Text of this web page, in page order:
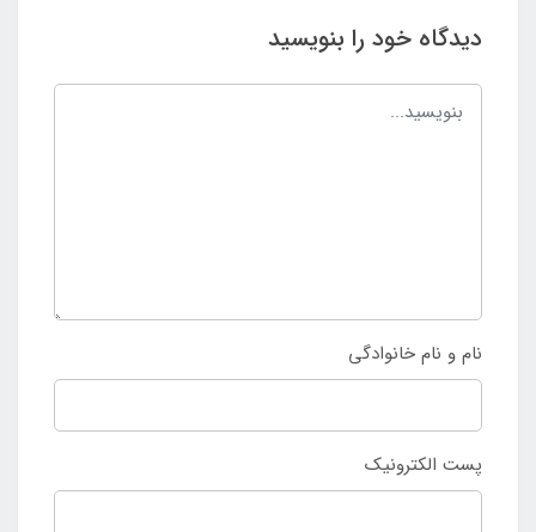
دیدگاه خود را بنویسید
نام و نام خانوادگی
پست الکترونیک